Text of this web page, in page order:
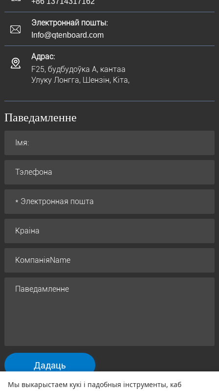
Электроннай пошты:
Info@qtenboard.com
Адрас:
F25, будбудоўка A, кантаа
Улуку Лонгга, Шензін, Кіта,
Паведамленне
Дадаць
Мы выкарыстаем кукі і падобныя інструменты, каб